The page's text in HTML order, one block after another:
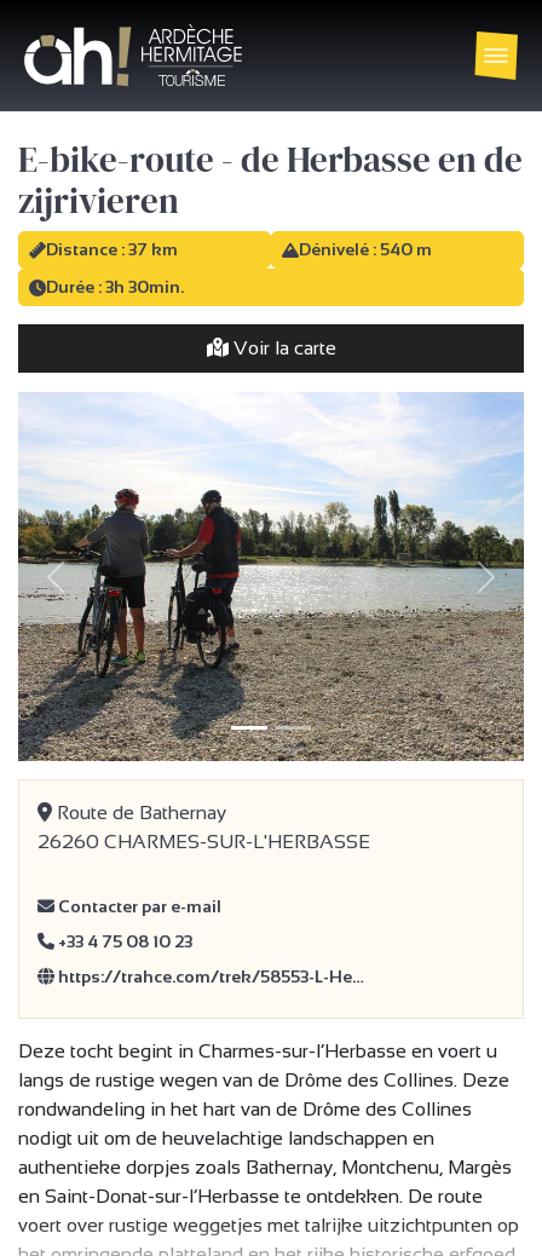
E-bike-route - de Herbasse en de
zijrivieren
Distance : 37 km
Dénivelé : 540 m
Durée : 3h 30min.
Voir la carte
Vorige
Route de Bathernay
26260 CHARMES-SUR-L'HERBASSE
Contacter par e-mail
+33 4 75 08 10 23
https://trahce.com/trek/58553-L-He…
Deze tocht begint in Charmes-sur-l’Herbasse en voert u
langs de rustige wegen van de Drôme des Collines. Deze
rondwandeling in het hart van de Drôme des Collines
nodigt uit om de heuvelachtige landschappen en
authentieke dorpjes zoals Bathernay, Montchenu, Margès
en Saint-Donat-sur-l’Herbasse te ontdekken. De route
voert over rustige weggetjes met talrijke uitzichtpunten op